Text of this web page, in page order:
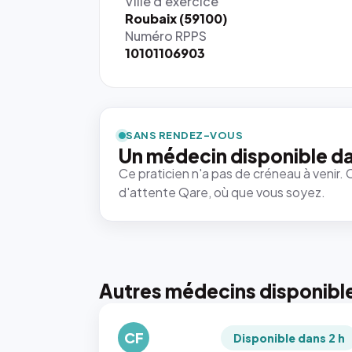
Roubaix (59100)
Numéro RPPS
10101106903
SANS RENDEZ-VOUS
Un médecin disponible
Ce praticien n'a pas de créneau à
d'attente Qare, où que vous soyez.
Autres médecins
CF Disponible dans 2 h